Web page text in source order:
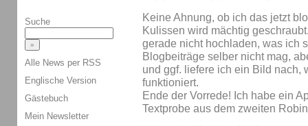
Keine Ahnung, ob ich das jetzt
Kulissen wird mächtig
gerade nicht hochladen, was ich
Blogbeiträge selber nicht mag,
und ggf. liefere ich ein Bild nach,
funktioniert.
Ende der Vorrede! Ich habe ein
Textprobe aus dem zweiten
Suche
Alle News per RSS
Englische Version
Gästebuch
Mein Newsletter